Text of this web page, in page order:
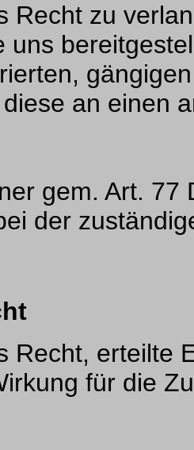
Recht zu
uns
an einen
gem. Art. 77
der
Recht, erteilte
für die